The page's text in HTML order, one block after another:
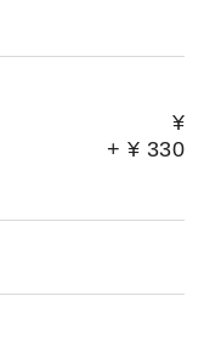
¥
+ ¥ 330